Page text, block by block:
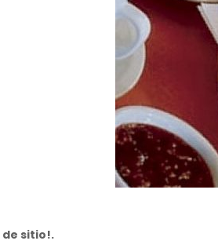
de sitio!.